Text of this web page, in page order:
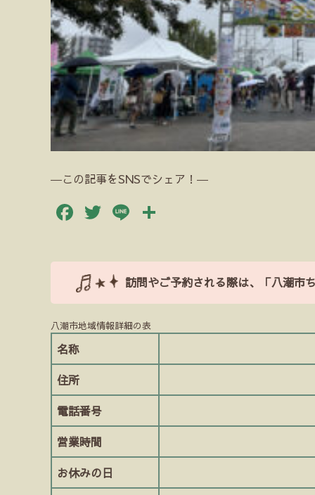
―この記事をSNSでシェア！―
Facebook
Twitter
Line
訪問やご予約される際は、「八潮市
八潮市地域情報詳細の表
名称
住所
電話番号
営業時間
お休みの日